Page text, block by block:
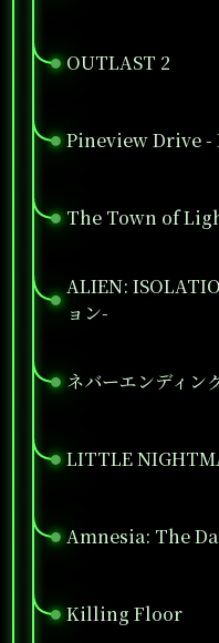
OUTLAST 2
●
Pineview Drive
●
The Town of
●
ALIEN:
ョン-
●
ネバーエンディン
●
LITTLE
●
Amnesia: The
●
Killing Floor
●